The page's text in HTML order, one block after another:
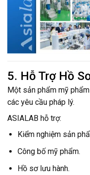
5. Hỗ Trợ Hồ
Một sản phẩm mỹ
các yêu cầu pháp lý.
ASIALAB hỗ trợ:
Kiểm nghiệm sản
Công bố mỹ phẩm.
Hồ sơ lưu hành.